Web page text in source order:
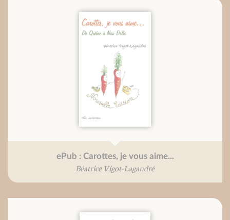
ePub : Carottes, je vous aime...
Béatrice Vigot-Lagandré